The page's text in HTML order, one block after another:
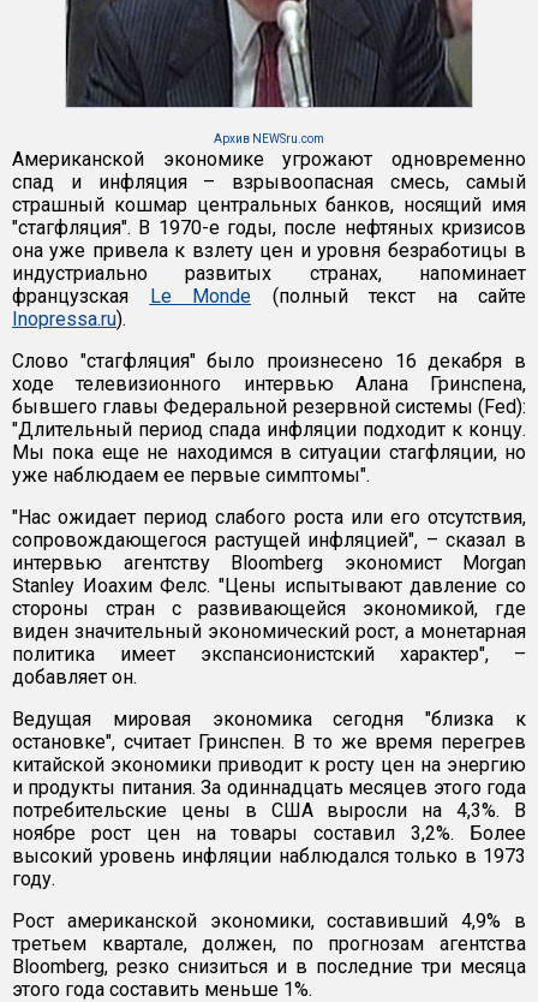
Архив NEWSru.com
Американской экономике угрожают одновременно
спад и инфляция – взрывоопасная смесь, самый
страшный кошмар центральных банков, носящий имя
"стагфляция". В 1970-е годы, после нефтяных кризисов
она уже привела к взлету цен и уровня безработицы в
индустриально развитых странах, напоминает
французская Le Monde (полный текст на сайте
Inopressa.ru).
Слово "стагфляция" было произнесено 16 декабря в
ходе телевизионного интервью Алана Гринспена,
бывшего главы Федеральной резервной системы (Fed):
"Длительный период спада инфляции подходит к концу.
Мы пока еще не находимся в ситуации стагфляции, но
уже наблюдаем ее первые симптомы".
"Нас ожидает период слабого роста или его отсутствия,
сопровождающегося растущей инфляцией", – сказал в
интервью агентству Bloomberg экономист Morgan
Stanley Иоахим Фелс. "Цены испытывают давление со
стороны стран с развивающейся экономикой, где
виден значительный экономический рост, а монетарная
политика имеет экспансионистский характер", –
добавляет он.
Ведущая мировая экономика сегодня "близка к
остановке", считает Гринспен. В то же время перегрев
китайской экономики приводит к росту цен на энергию
и продукты питания. За одиннадцать месяцев этого года
потребительские цены в США выросли на 4,3%. В
ноябре рост цен на товары составил 3,2%. Более
высокий уровень инфляции наблюдался только в 1973
году.
Рост американской экономики, составивший 4,9% в
третьем квартале, должен, по прогнозам агентства
Bloomberg, резко снизиться и в последние три месяца
этого года составить меньше 1%.